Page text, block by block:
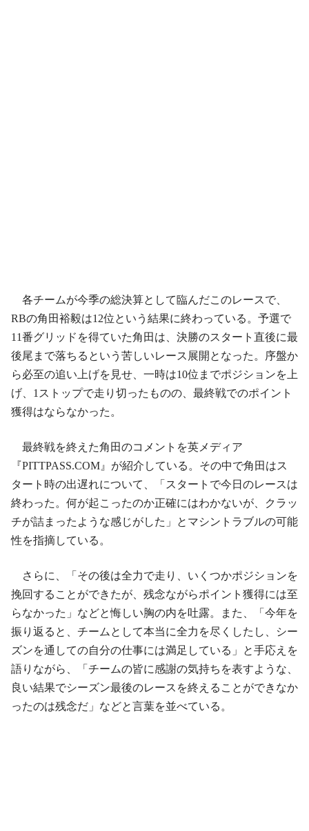
各チームが今季の総決算として臨んだこのレースで、
RBの角田裕毅は12位という結果に終わっている。予選で
11番グリッドを得ていた角田は、決勝のスタート直後に最
後尾まで落ちるという苦しいレース展開となった。序盤か
ら必至の追い上げを見せ、一時は10位までポジションを上
げ、1ストップで走り切ったものの、最終戦でのポイント
獲得はならなかった。
最終戦を終えた角田のコメントを英メディア
『PITTPASS.COM』が紹介している。その中で角田はス
タート時の出遅れについて、「スタートで今日のレースは
終わった。何が起こったのか正確にはわかないが、クラッ
チが詰まったような感じがした」とマシントラブルの可能
性を指摘している。
さらに、「その後は全力で走り、いくつかポジションを
挽回することができたが、残念ながらポイント獲得には至
らなかった」などと悔しい胸の内を吐露。また、「今年を
振り返ると、チームとして本当に全力を尽くしたし、シー
ズンを通しての自分の仕事には満足している」と手応えを
語りながら、「チームの皆に感謝の気持ちを表すような、
良い結果でシーズン最後のレースを終えることができなか
ったのは残念だ」などと言葉を並べている。